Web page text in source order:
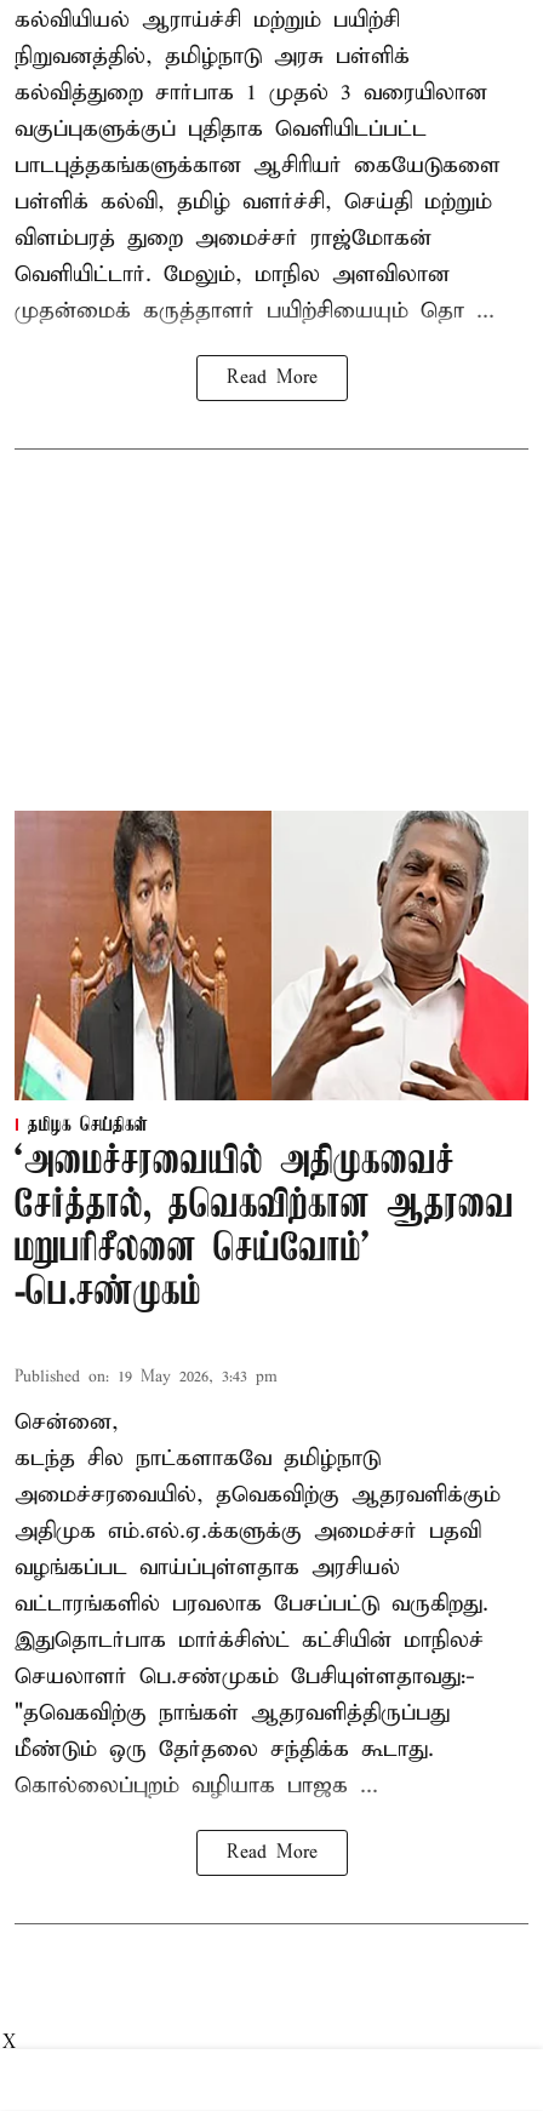
கல்வியியல் ஆராய்ச்சி மற்றும் பயிற்சி
நிறுவனத்தில், தமிழ்நாடு அரசு பள்ளிக்
கல்வித்துறை சார்பாக 1 முதல் 3 வரையிலான
வகுப்புகளுக்குப் புதிதாக வெளியிடப்பட்ட
பாடபுத்தகங்களுக்கான ஆசிரியர் கையேடுகளை
பள்ளிக் கல்வி, தமிழ் வளர்ச்சி, செய்தி மற்றும்
விளம்பரத் துறை அமைச்சர் ராஜ்மோகன்
வெளியிட்டார். மேலும், மாநில அளவிலான
முதன்மைக் கருத்தாளர் பயிற்சியையும் தொ ...
Read More
தமிழக செய்திகள்
‘அமைச்சரவையில் அதிமுகவைச்
சேர்த்தால், தவெகவிற்கான ஆதரவை
மறுபரிசீலனை செய்வோம்'
-பெ.சண்முகம்
Published on: 19 May 2026, 3:43 pm
சென்னை,
கடந்த சில நாட்களாகவே தமிழ்நாடு
அமைச்சரவையில், தவெகவிற்கு ஆதரவளிக்கும்
அதிமுக எம்.எல்.ஏ.க்களுக்கு அமைச்சர் பதவி
வழங்கப்பட வாய்ப்புள்ளதாக அரசியல்
வட்டாரங்களில் பரவலாக பேசப்பட்டு வருகிறது.
இதுதொடர்பாக மார்க்சிஸ்ட் கட்சியின் மாநிலச்
செயலாளர் பெ.சண்முகம் பேசியுள்ளதாவது:-
"தவெகவிற்கு நாங்கள் ஆதரவளித்திருப்பது
மீண்டும் ஒரு தேர்தலை சந்திக்க கூடாது.
கொல்லைப்புறம் வழியாக பாஜக ...
Read More
X